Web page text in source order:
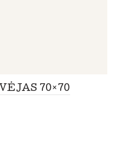
VĖJAS 70×70